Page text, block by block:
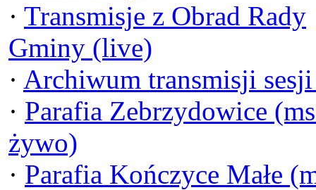
· Transmisje z Obrad Rady
Gminy (live)
· Archiwum transmisji
· Parafia Zebrzydowice
żywo)
· Parafia Kończyce Małe